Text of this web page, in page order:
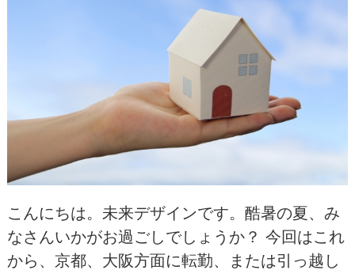
こんにちは。未来デザインです。酷暑の夏、み
なさんいかがお過ごしでしょうか？ 今回はこれ
から、京都、大阪方面に転勤、または引っ越し